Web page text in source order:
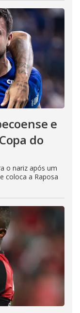
e
do
o nariz após um
coloca a Raposa